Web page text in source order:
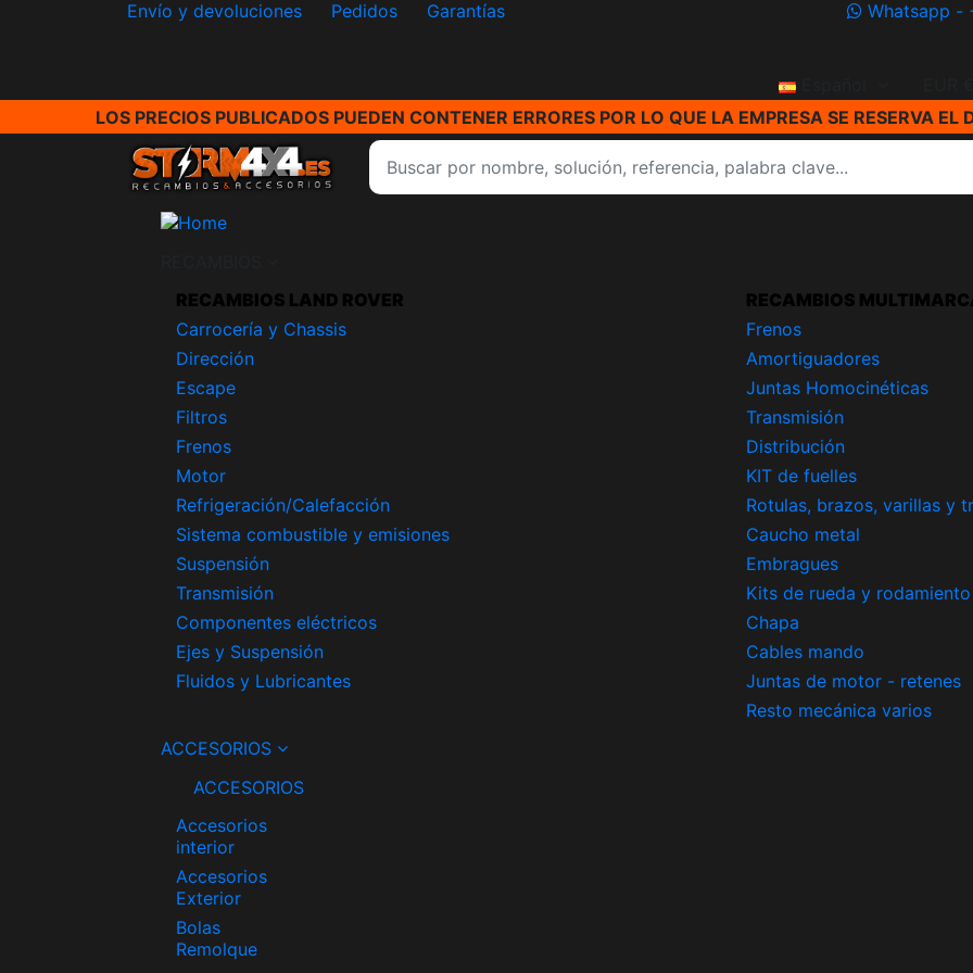
Envío y devoluciones Pedidos Garantías Whatsapp -
Español
LOS PRECIOS PUBLICADOS PUEDEN CONTENER ERRORES POR LO QUE LA EMPRESA SE RESERVA
RECAMBIOS LAND ROVER
Carrocería y Chassis
Dirección
Escape
Filtros
Frenos
Motor
Refrigeración/Calefacción
Sistema combustible y emisiones
Suspensión
Transmisión
Componentes eléctricos
Ejes y Suspensión
Fluidos y Lubricantes
RECAMBIOS
Frenos
Amortiguadores
Juntas Homocinéticas
Transmisión
Distribución
KIT de fuelles
Rotulas, brazos, varillas y
Caucho metal
Embragues
Kits de rueda y rodamiento
Chapa
Cables mando
Juntas de motor - retenes
Resto mecánica varios
ACCESORIOS
ACCESORIOS
Accesorios
interior
Accesorios
Exterior
Bolas
Remolque